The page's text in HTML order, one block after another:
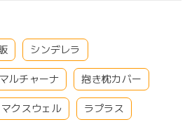
シンデレラ
マルチャーナ 抱き枕カバー
マクスウェル ラプラス